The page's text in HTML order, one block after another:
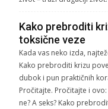
Kako prebroditi
toksične veze
Kada vas neko izda,
Kako prebroditi krizu
dubok i pun praktičnih
Pročitajte. Pročitajte i
ne? A seks? Kako